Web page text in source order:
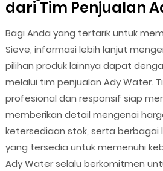
dari Tim Penjualan
Bagi Anda yang tertarik untuk
Sieve, informasi lebih lanjut
pilihan produk lainnya dapat
melalui tim penjualan Ady Water.
profesional dan responsif siap
memberikan detail mengenai
ketersediaan stok, serta berbagai
yang tersedia untuk memenuhi
Ady Water selalu berkomitmen